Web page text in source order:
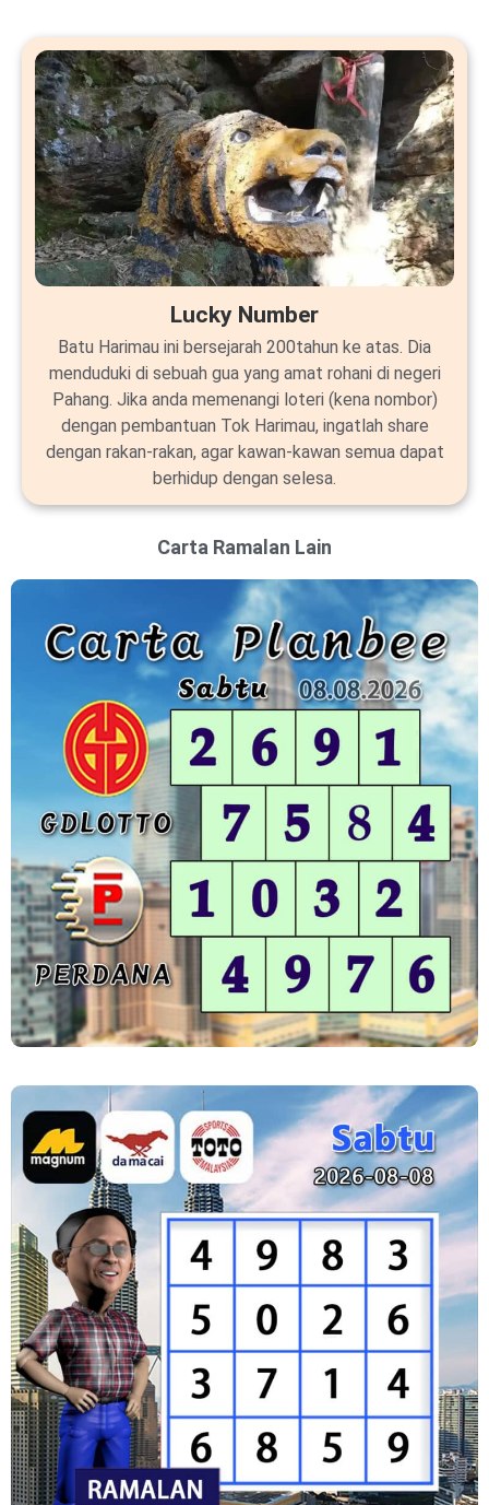
Lucky Number
Batu Harimau ini bersejarah 200tahun ke atas. Dia
menduduki di sebuah gua yang amat rohani di negeri
Pahang. Jika anda memenangi loteri (kena nombor)
dengan pembantuan Tok Harimau, ingatlah share
dengan rakan-rakan, agar kawan-kawan semua dapat
berhidup dengan selesa.
Carta Ramalan Lain